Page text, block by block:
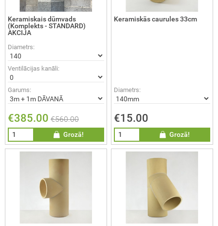
Keramiskais dūmvads
(Komplekts - STANDARD)
AKCIJA
Diametrs:
Ventilācijas kanāli:
Garums:
€385.00 €560.00
Grozā!
Keramiskās caurules 33cm
Diametrs:
€15.00
Grozā!